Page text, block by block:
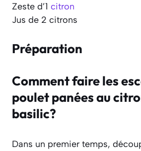
Zeste d’1 citron
Jus de 2 citrons
Préparation
Comment faire les
poulet panées au
basilic?
Dans un premier temps,